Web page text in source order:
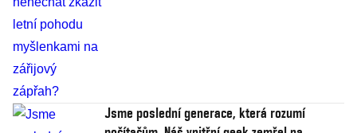
Jsme poslední generace, která rozumí